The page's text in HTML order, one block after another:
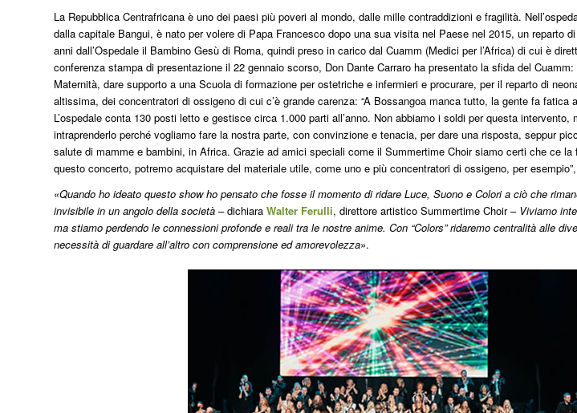
La Repubblica Centrafricana è uno dei paesi più poveri al mondo, dalle mille contraddizioni e fragilità.
dalla capitale Bangui, è nato per volere di Papa Francesco dopo una sua visita nel Paese nel 2015, un reparto
anni dall’Ospedale il Bambino Gesù di Roma, quindi preso in carico dal Cuamm (Medici per l’Africa) di cui è
conferenza stampa di presentazione il 22 gennaio scorso, Don Dante Carraro ha presentato la sfida del
Maternità, dare supporto a una Scuola di formazione per ostetriche e infermieri e procurare, per il reparto di
altissima, dei concentratori di ossigeno di cui c’è grande carenza: “A Bossangoa manca tutto, la gente fa fatica
L’ospedale conta 130 posti letto e gestisce circa 1.000 parti all’anno. Non abbiamo i soldi per questa intervento,
intraprenderlo perché vogliamo fare la nostra parte, con convinzione e tenacia, per dare una risposta, seppur
salute di mamme e bambini, in Africa. Grazie ad amici speciali come il Summertime Choir siamo certi che ce
questo concerto, potremo acquistare del materiale utile, come uno e più concentratori di ossigeno, per
«Quando ho ideato questo show ho pensato che fosse il momento di ridare Luce, Suono e Colori a ciò che
invisibile in un angolo della società – dichiara Walter Ferulli, direttore artistico Summertime Choir – Viviamo
ma stiamo perdendo le connessioni profonde e reali tra le nostre anime. Con “Colors” ridaremo centralità alle
necessità di guardare all’altro con comprensione ed amorevolezza».